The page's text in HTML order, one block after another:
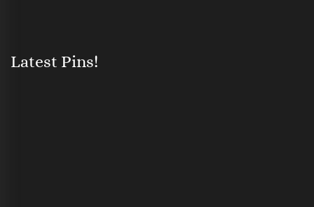
Latest Pins!